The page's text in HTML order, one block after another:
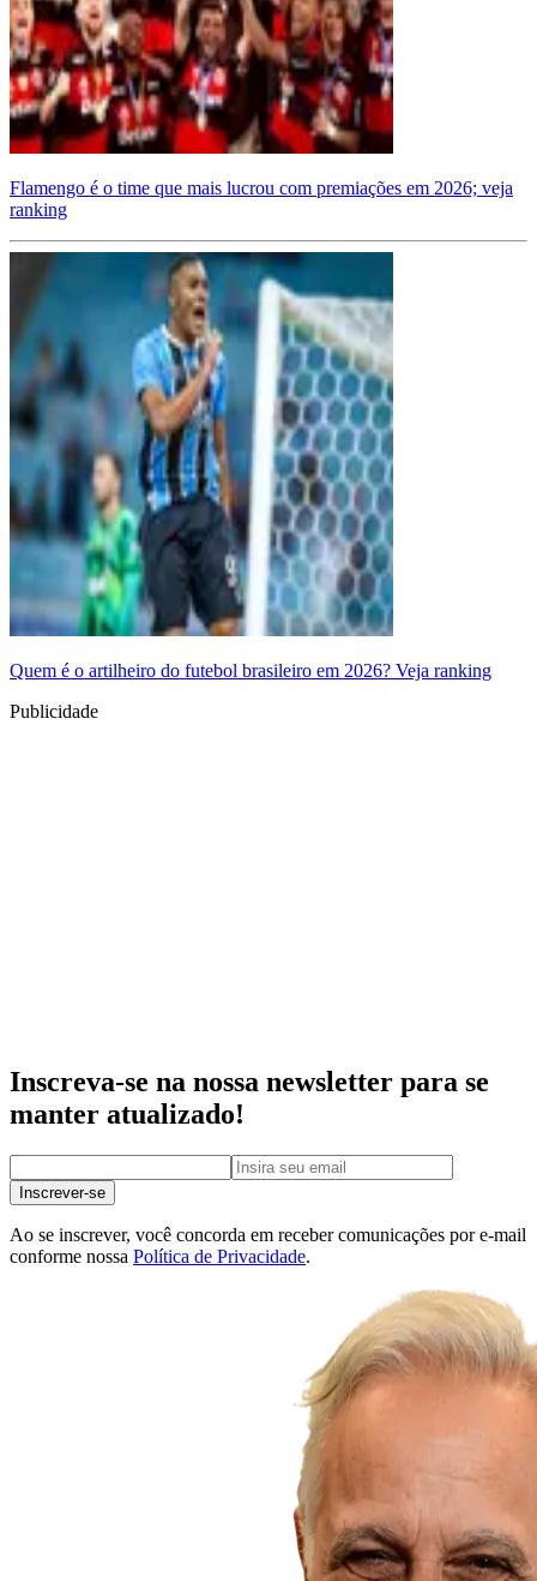
Flamengo é o time que mais lucrou com premiações em 2026; veja
ranking
Quem é o artilheiro do futebol brasileiro em 2026? Veja ranking
Publicidade
Inscreva-se na nossa newsletter para se
manter atualizado!
Inscrever-se
Ao se inscrever, você concorda em receber comunicações por e-mail
conforme nossa Política de Privacidade.